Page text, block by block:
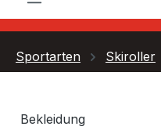
Sportarten Skiroller
Bekleidung